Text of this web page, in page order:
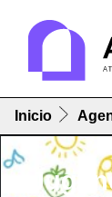
Inicio